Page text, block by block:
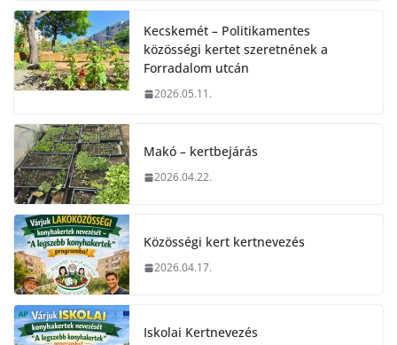
Kecskemét – Politikamentes
közösségi kertet szeretnének a
Forradalom utcán
2026.05.11.
Makó – kertbejárás
2026.04.22.
Közösségi kert kertnevezés
2026.04.17.
Iskolai Kertnevezés